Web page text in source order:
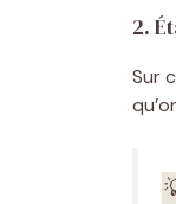
2.
Sur